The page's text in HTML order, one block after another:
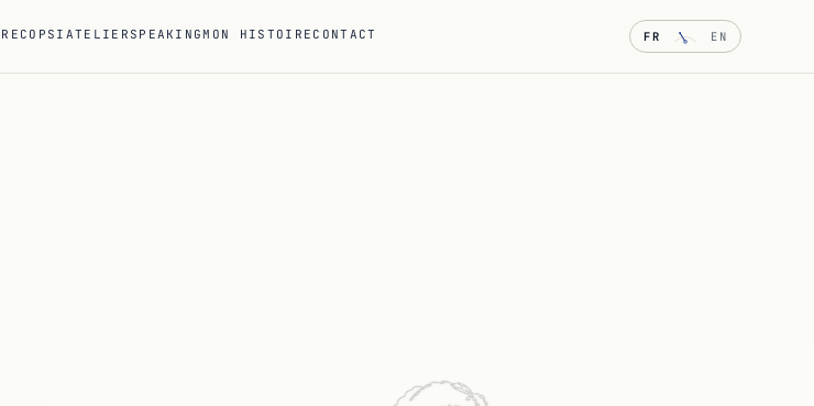
RECOPS IATELIERSPEAKINGMON HISTOIRE CONTACT FR EN